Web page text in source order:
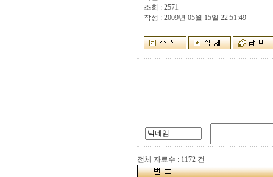
조회 : 2571
작성 : 2009년 05월 15일 22:51:49
전체 자료수 : 1172 건